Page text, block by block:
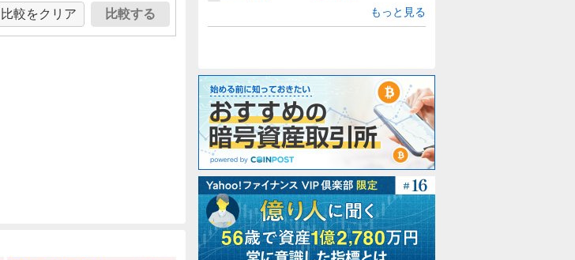
比較をクリア 比較する もっと見る